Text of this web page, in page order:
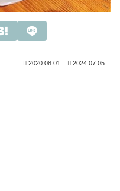
2020.08.01 2024.07.05